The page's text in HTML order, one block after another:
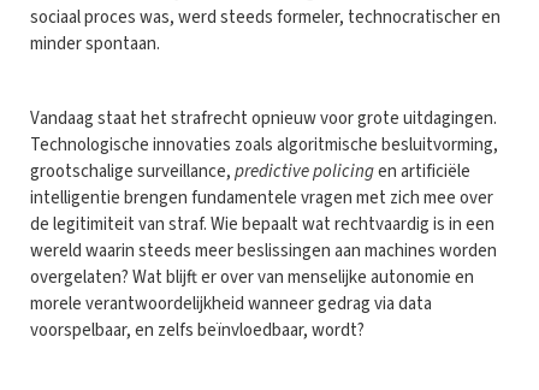
sociaal proces was, werd steeds formeler, technocratischer en
minder spontaan.
Vandaag staat het strafrecht opnieuw voor grote uitdagingen.
Technologische innovaties zoals algoritmische besluitvorming,
grootschalige surveillance,predictive policingen artificiële
intelligentie brengen fundamentele vragen met zich mee over
de legitimiteit van straf. Wie bepaalt wat rechtvaardig is in een
wereld waarin steeds meer beslissingen aan machines worden
overgelaten? Wat blijft er over van menselijke autonomie en
morele verantwoordelijkheid wanneer gedrag via data
voorspelbaar, en zelfs beïnvloedbaar, wordt?